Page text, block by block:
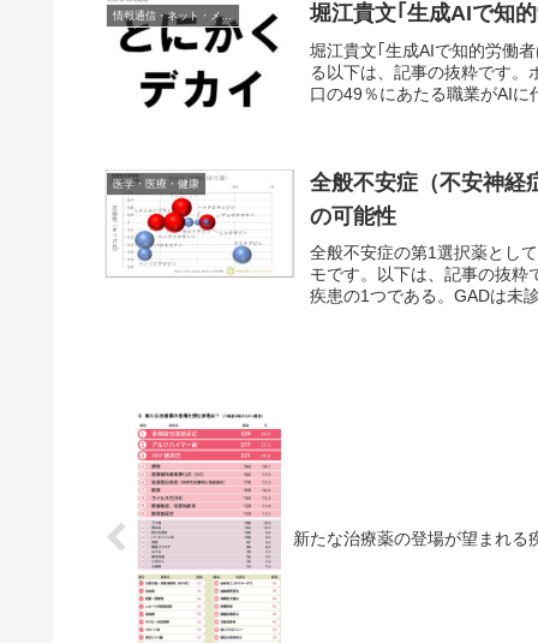
情報通信・ネット・メディア 堀江貴文｢生成AIで知
堀江貴文｢生成AIで知的労働
る以下は、記事の抜粋です。
口の49％にあたる職業がAI
医学・医療・健康
全般不安症（不安神経
の可能性
全般不安症の第1選択薬とし
モです。以下は、記事の抜粋
疾患の1つである。GADは未
新たな治療薬の登場が望まれる